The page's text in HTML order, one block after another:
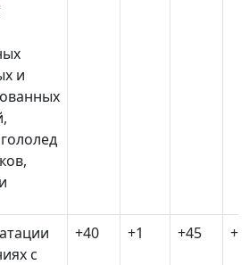
и
с
+40 +1 +45 +1